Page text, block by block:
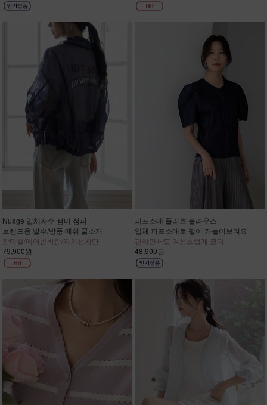
Nuage 입체자수 썸머 점퍼
브랜드용 발수/방풍 메쉬 쿨소재
장마철/에어콘바람/자외선차단
79,900원
퍼프소매 플리츠 블라우스
입체 퍼프소매로 팔이 가늘어보여요
편하면서도 여성스럽게 코디
48,900원